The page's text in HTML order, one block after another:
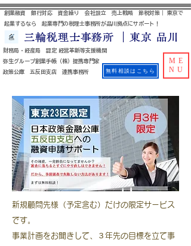
財務局・経産局 認定 経営革新等支援機関
​ 弥生グループ創業手帳（株）提携専門家
政策公庫 五反田支店 連携事務所
創業融資 銀行対応 資金繰り 会社設立 売上戦略 節税対策｜ 東京で
起業するなら 起業専門の税理士事務所が品川拠点にサポート！
三輪税理士事務所 ｜東京 品川
無料相談はこちら
ME
NU
新規顧問先様（予定含む）だけの限定サービス
です。
事業計画をお聞きして、３年先の目標を立て事